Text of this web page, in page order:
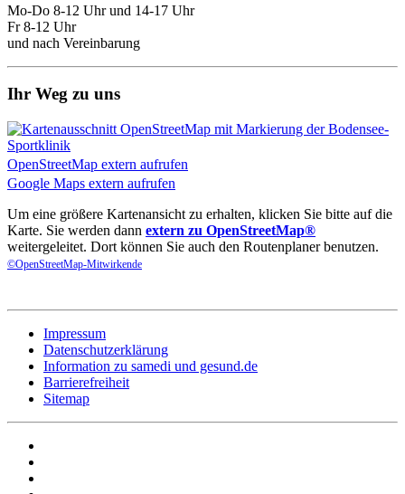
Mo-Do 8-12 Uhr und 14-17 Uhr
Fr 8-12 Uhr
und nach Vereinbarung
Ihr Weg zu uns
OpenStreetMap extern aufrufen
Google Maps extern aufrufen
Um eine größere Kartenansicht zu erhalten, klicken Sie bitte auf die
Karte. Sie werden dann extern zu OpenStreetMap®
weitergeleitet. Dort können Sie auch den Routenplaner benutzen.
©OpenStreetMap-Mitwirkende
Impressum
Datenschutzerklärung
Information zu samedi und gesund.de
Barrierefreiheit
Sitemap